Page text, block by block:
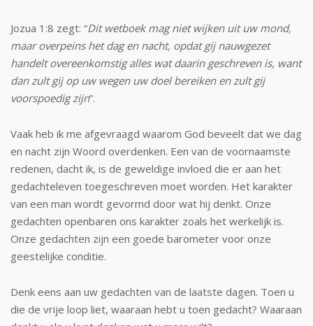
Jozua 1:8 zegt: “Dit wetboek mag niet wij­ken uit uw mond,
maar overpeins het dag en nacht, opdat gij nauwgezet
handelt over­eenkomstig alles wat daarin geschreven is, want
dan zult gij op uw wegen uw doel bereiken en zult gij
voorspoedig zijn”.
Vaak heb ik me afgevraagd waarom God beveelt dat we dag
en nacht zijn Woord overdenken. Een van de voornaamste
redenen, dacht ik, is de geweldige invloed die er aan het
gedachteleven toegeschreven moet wor­den. Het karakter
van een man wordt ge­vormd door wat hij denkt. Onze
gedachten openbaren ons karakter zoals het werkelijk is.
Onze gedachten zijn een goede barometer voor onze
geestelijke conditie.
Denk eens aan uw gedachten van de laatste dagen. Toen u
die de vrije loop liet, waaraan hebt u toen gedacht? Waaraan